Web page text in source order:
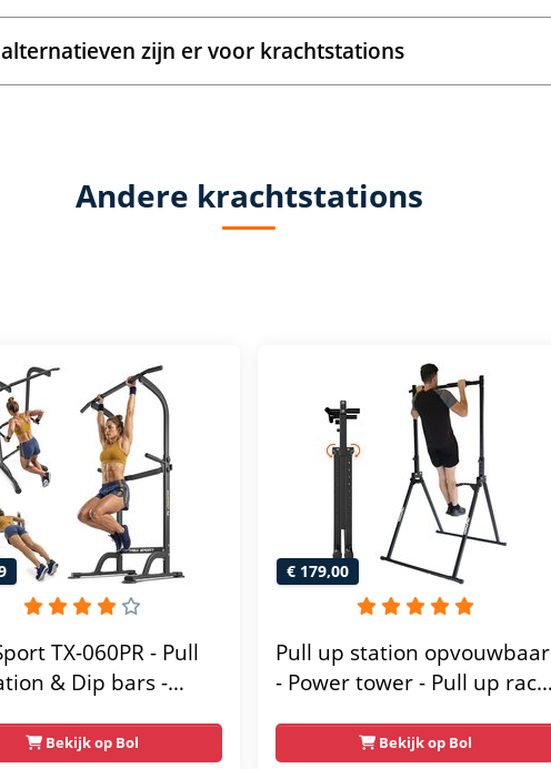
zijn er voor krachtstations
Andere krachtstations
TX-060PR - Pull
& Dip bars -
- Power
Bekijk op Bol
€ 179,00
Pull up station opvouwbaar
- Power tower - Pull up rack
Bekijk op Bol